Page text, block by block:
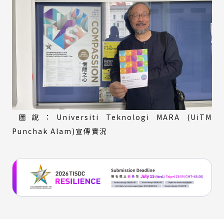
圖說：Universiti Teknologi MARA (UiTM
Punchak Alam)宣傳實況